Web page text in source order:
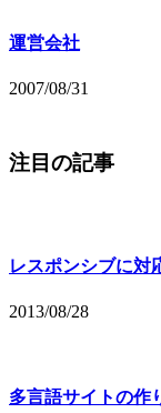
運営会社
2007/08/31
注目の記事
レスポンシブに
2013/08/28
多言語サイトの作